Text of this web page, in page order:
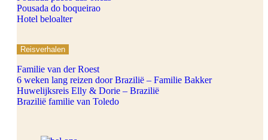
Pousada do boqueirao
Hotel beloalter
Reisverhalen
Familie van der Roest
6 weken lang reizen door Brazilië – Familie Bakker
Huwelijksreis Elly & Dorie – Brazilië
Brazilië familie van Toledo